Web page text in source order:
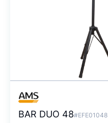
BAR DUO 48#EFE01048